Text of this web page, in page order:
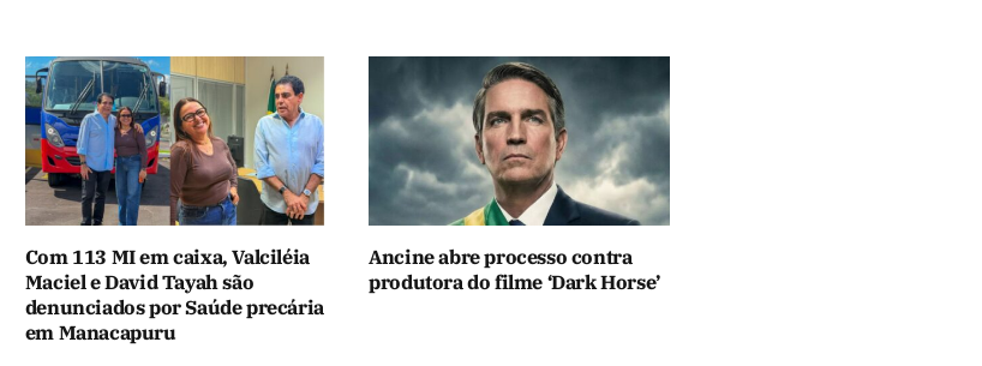
Com 113 MI em caixa, Valciléia
Maciel e David Tayah são
denunciados por Saúde precária
em Manacapuru
Ancine abre processo contra
produtora do filme ‘Dark Horse’